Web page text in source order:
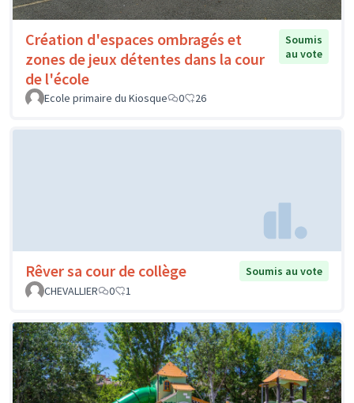
Création d'espaces ombragés et
zones de jeux détentes dans la cour
de l'école
Soumis
au vote
Ecole primaire du Kiosque 0 26
Rêver sa cour de collège
Soumis au vote
CHEVALLIER
0 1